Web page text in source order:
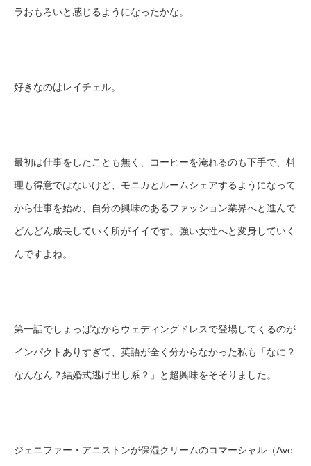
ラおもろいと感じるようになったかな。
好きなのはレイチェル。
最初は仕事をしたことも無く、コーヒーを淹れるのも下手で、料
理も得意ではないけど、モニカとルームシェアするようになって
から仕事を始め、自分の興味のあるファッション業界へと進んで
どんどん成長していく所がイイです。強い女性へと変身していく
んですよね。
第一話でしょっぱなからウェディングドレスで登場してくるのが
インパクトありすぎて、英語が全く分からなかった私も「なに？
なんなん？結婚式逃げ出し系？」と超興味をそそりました。
ジェニファー・アニストンが保湿クリームのコマーシャル（Ave